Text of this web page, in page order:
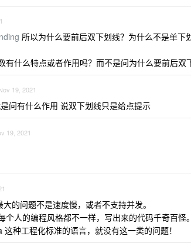
所以为什么要前后双下划线？为什么不是单下
有什么特点或者作用吗？而不是问为什么要前后双
19, 2021
问有什么作用 说双下划线只是给点提示
19, 2021
的问题不是速度慢，或者不支持并发。
个人的编程风格都不一样，写出来的代码千奇百怪。
种工程化标准的语言，就没有这一类的问题！